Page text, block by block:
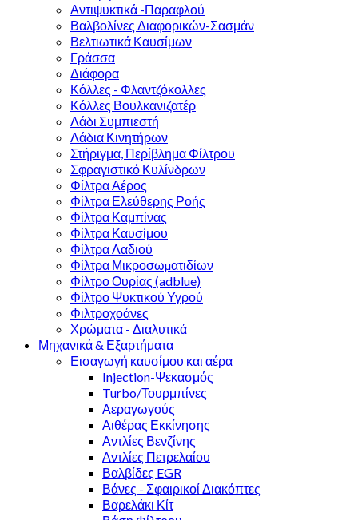
Αντιψυκτικά -Παραφλού
Βαλβολίνες Διαφορικών-Σασμάν
Βελτιωτικά Καυσίμων
Γράσσα
Διάφορα
Κόλλες - Φλαντζόκολλες
Κόλλες Βουλκανιζατέρ
Λάδι Συμπιεστή
Λάδια Κινητήρων
Στήριγμα, Περίβλημα Φίλτρου
Σφραγιστικό Κυλίνδρων
Φίλτρα Αέρος
Φίλτρα Ελεύθερης Ροής
Φίλτρα Καμπίνας
Φίλτρα Καυσίμου
Φίλτρα Λαδιού
Φίλτρα Μικροσωµατιδίων
Φίλτρο Ουρίας (adblue)
Φίλτρο Ψυκτικού Υγρού
Φιλτροχοάνες
Χρώματα - Διαλυτικά
Μηχανικά & Εξαρτήματα
Εισαγωγή καυσίμου και αέρα
Injection-Ψεκασμός
Turbo/Τουρμπίνες
Αεραγωγούς
Αιθέρας Εκκίνησης
Αντλίες Βενζίνης
Αντλίες Πετρελαίου
Βαλβίδες EGR
Βάνες - Σφαιρικοί Διακόπτες
Βαρελάκι Κίτ